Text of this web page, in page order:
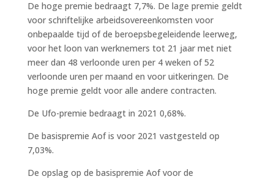
De hoge premie bedraagt 7,7%. De lage premie geldt
voor schriftelijke arbeidsovereenkomsten voor
onbepaalde tijd of de beroepsbegeleidende leerweg,
voor het loon van werknemers tot 21 jaar met niet
meer dan 48 verloonde uren per 4 weken of 52
verloonde uren per maand en voor uitkeringen. De
hoge premie geldt voor alle andere contracten.
De Ufo-premie bedraagt in 2021 0,68%.
De basispremie Aof is voor 2021 vastgesteld op
7,03%.
De opslag op de basispremie Aof voor de